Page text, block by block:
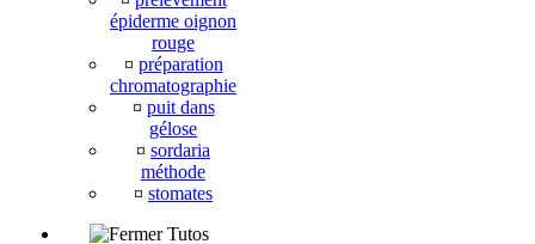
épiderme oignon
rouge
¤ préparation
chromatographie
¤ puit dans
gélose
¤ sordaria
méthode
¤ stomates
Tutos